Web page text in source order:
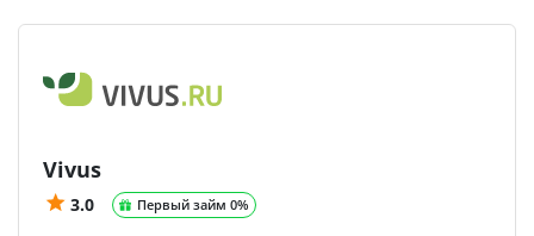
Vivus
3.0 Первый займ 0%